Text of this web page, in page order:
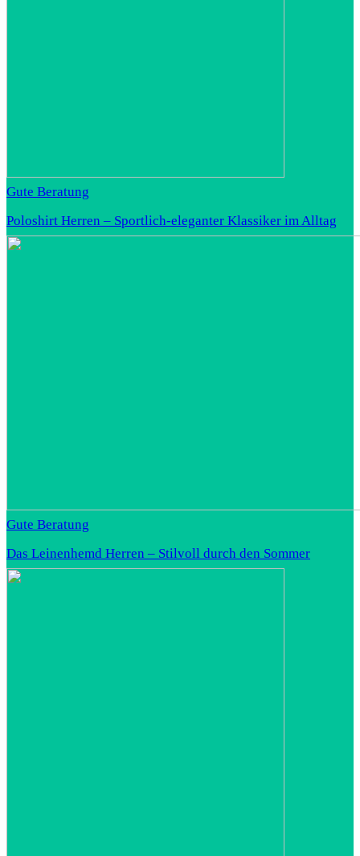
Gute Beratung
Poloshirt Herren – Sportlich-eleganter Klassiker im Alltag
Gute Beratung
Das Leinenhemd Herren – Stilvoll durch den Sommer